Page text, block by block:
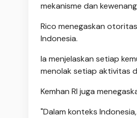
mekanisme dan
Rico menegaskan
Indonesia.
Ia menjelaskan setiap
menolak setiap aktivitas
Kemhan RI juga
"Dalam konteks